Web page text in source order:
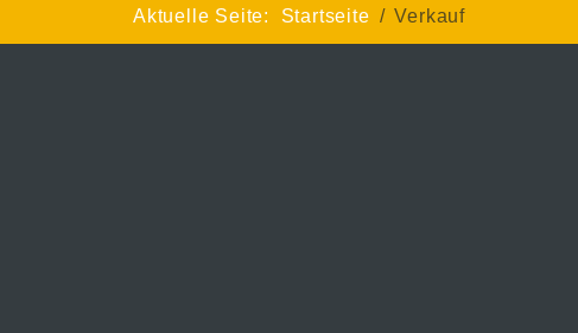
Aktuelle Seite: Startseite Verkauf